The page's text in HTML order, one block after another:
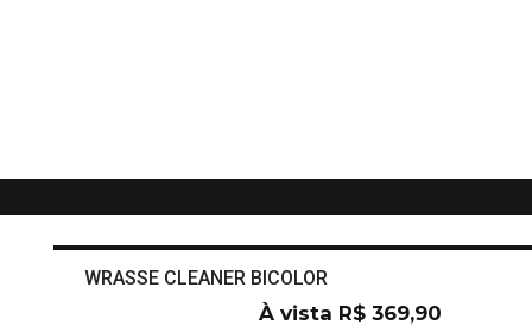
WRASSE CLEANER BICOLOR
À vista R$ 369,90